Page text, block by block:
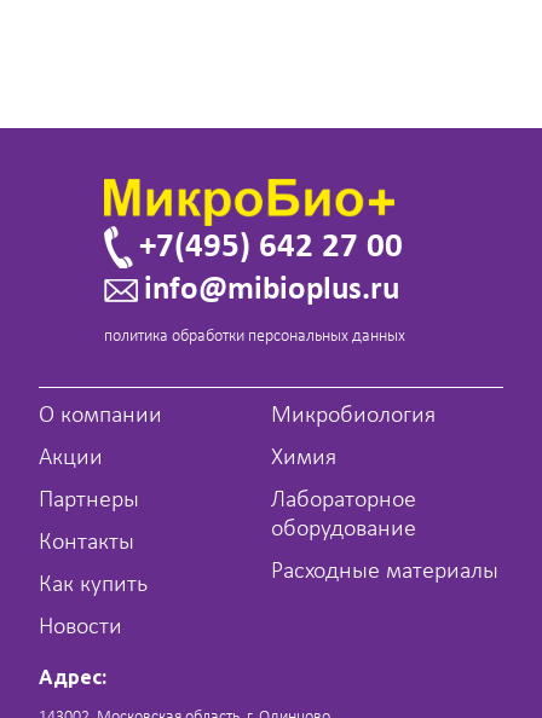
+7(495) 642 27 00
info@mibioplus.ru
политика обработки персональных данных
О компании
Акции
Партнеры
Контакты
Как купить
Новости
Микробиология
Химия
Лабораторное
оборудование
Расходные материалы
Адрес: